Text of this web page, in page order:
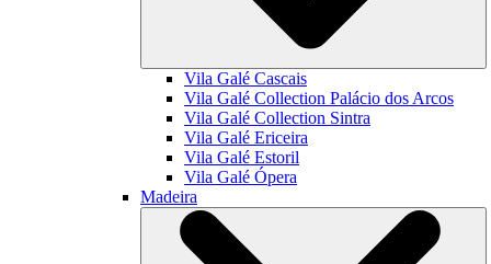
Vila Galé Cascais
Vila Galé Collection Palácio dos Arcos
Vila Galé Collection Sintra
Vila Galé Ericeira
Vila Galé Estoril
Vila Galé Ópera
Madeira